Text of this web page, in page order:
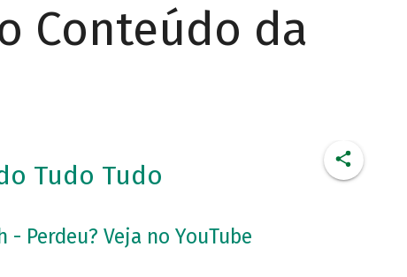
Conteúdo da
Tudo Tudo
- Perdeu? Veja no YouTube